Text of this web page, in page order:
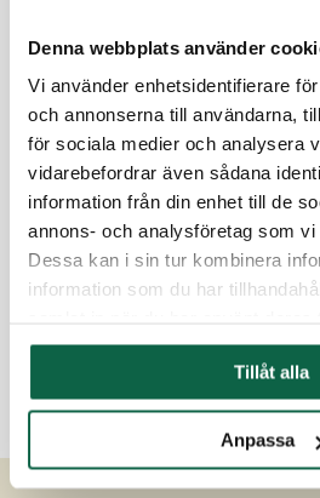
Denna webbplats använder
Vi använder enhetsidentifierare
och annonserna till användarna,
för sociala medier och analysera
vidarebefordrar även sådana
information från din enhet till de
annons- och analysföretag som
Dessa kan i sin tur kombinera
information som du har
Tillåt alla
Anpassa
Antal
Lägg i
PRODUKTEGENSKAPER
Färg
Viol
STÄMPEL
Stämpelfärg